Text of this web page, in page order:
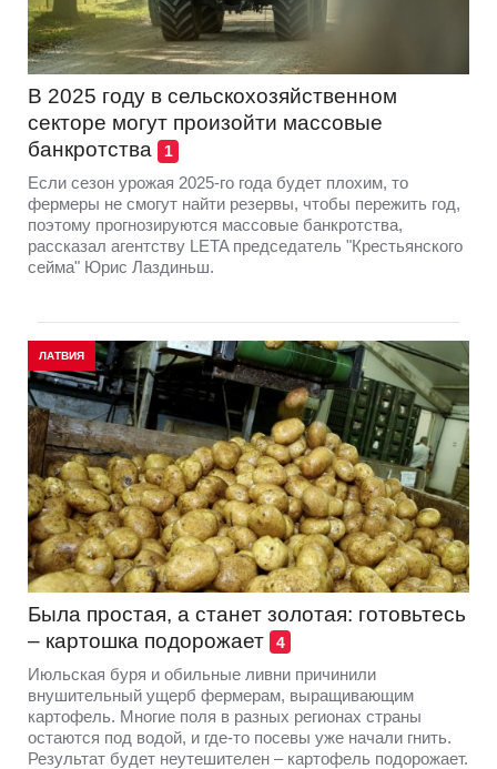
В 2025 году в сельскохозяйственном
секторе могут произойти массовые
банкротства
1
Если сезон урожая 2025-го года будет плохим, то
фермеры не смогут найти резервы, чтобы пережить год,
поэтому прогнозируются массовые банкротства,
рассказал агентству LETA председатель "Крестьянского
сейма" Юрис Лаздиньш.
ЛАТВИЯ
Была простая, а станет золотая: готовьтесь
– картошка подорожает
4
Июльская буря и обильные ливни причинили
внушительный ущерб фермерам, выращивающим
картофель. Многие поля в разных регионах страны
остаются под водой, и где-то посевы уже начали гнить.
Результат будет неутешителен – картофель подорожает.